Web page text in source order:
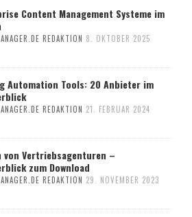
Content Management Systeme im
REDAKTION 8. OKTOBER 2025
Automation Tools: 20 Anbieter im
REDAKTION 21. FEBRUAR 2024
von Vertriebsagenturen –
zum Download
REDAKTION 29. NOVEMBER 2023